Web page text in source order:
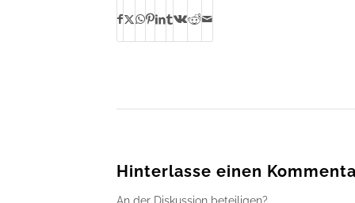
Hinterlasse einen